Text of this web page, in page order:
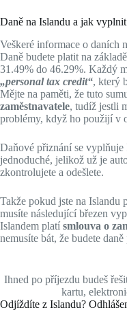
Daně na Islandu a jak
Veškeré informace o daních
Daně budete platit na
31.49% do 46.29%. Každý
„personal tax credit“, který
Mějte na paměti, že tuto
zaměstnavatele, tudíž jestli
problémy, když ho použijí v
Daňové přiznání se vyplňuje
jednoduché, jelikož už je
zkontrolujete a odešlete.
Takže pokud jste na Islandu
musíte následující březen
Islandem platí smlouva o
nemusíte bát, že budete
Ihned po příjezdu budeš
kartu,
Odjíždíte z Islandu?